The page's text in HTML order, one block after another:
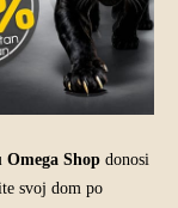
Omega Shop donosi
svoj dom po